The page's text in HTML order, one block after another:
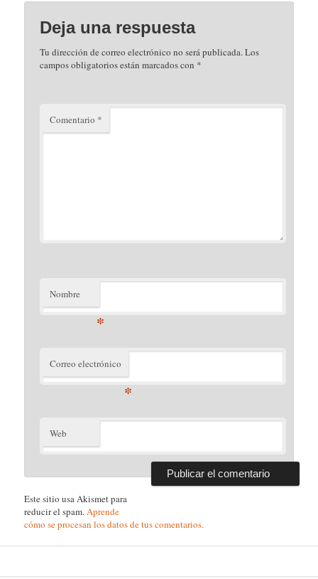
Deja una respuesta
Tu dirección de correo electrónico no será publicada.Los
campos obligatorios están marcados con *
Comentario *
Nombre
*
Correo electrónico
*
Web
Este sitio usa Akismet para
reducir el spam.Aprende
cómo se procesan los datos de tus comentarios.